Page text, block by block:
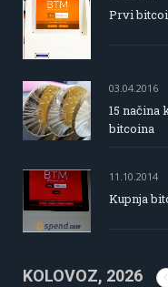
Prvi
03.04.2016
15 načina
bitcoina
11.10.2014
Kupnja
KOLOVOZ, 2026